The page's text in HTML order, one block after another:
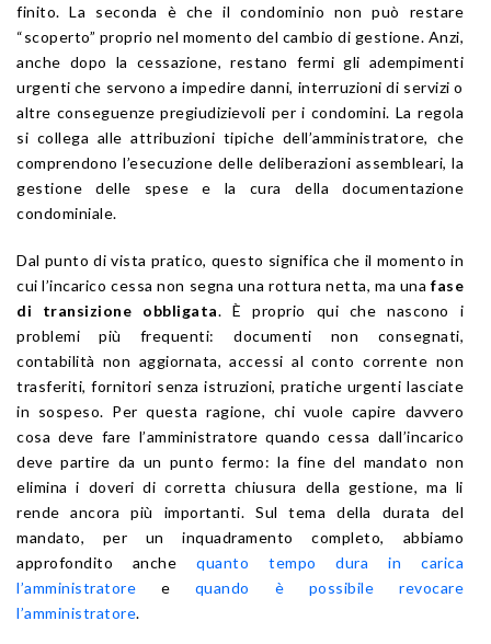
finito. La seconda è che il condominio non può restare
“scoperto” proprio nel momento del cambio di gestione. Anzi,
anche dopo la cessazione, restano fermi gli adempimenti
urgenti che servono a impedire danni, interruzioni di servizi o
altre conseguenze pregiudizievoli per i condomini. La regola
si collega alle attribuzioni tipiche dell’amministratore, che
comprendono l’esecuzione delle deliberazioni assembleari, la
gestione delle spese e la cura della documentazione
condominiale.
Dal punto di vista pratico, questo significa che il momento in
cui l’incarico cessa non segna una rottura netta, ma una fase
di transizione obbligata. È proprio qui che nascono i
problemi più frequenti: documenti non consegnati,
contabilità non aggiornata, accessi al conto corrente non
trasferiti, fornitori senza istruzioni, pratiche urgenti lasciate
in sospeso. Per questa ragione, chi vuole capire davvero
cosa deve fare l’amministratore quando cessa dall’incarico
deve partire da un punto fermo: la fine del mandato non
elimina i doveri di corretta chiusura della gestione, ma li
rende ancora più importanti. Sul tema della durata del
mandato, per un inquadramento completo, abbiamo
approfondito anchequanto tempo dura in carica
l’amministratore e quando è possibile revocare
l’amministratore.